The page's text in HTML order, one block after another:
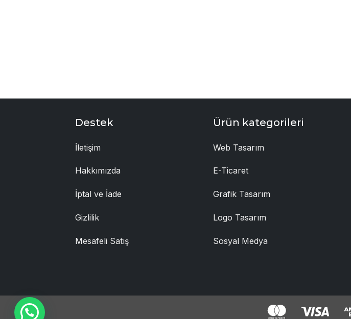
Destek
İletişim
Hakkımızda
İptal ve İade
Gizlilik
Mesafeli Satış
Ürün kategorileri
Web Tasarım
E-Ticaret
Grafik Tasarım
Logo Tasarım
Sosyal Medya